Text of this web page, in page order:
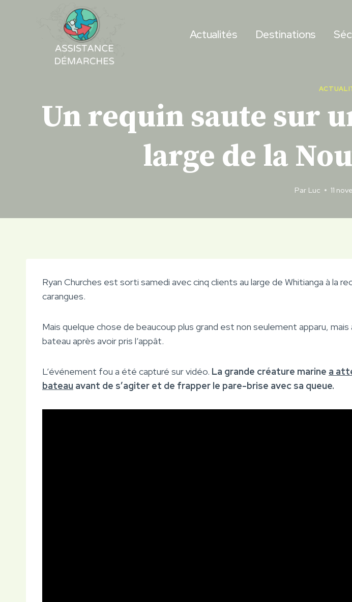
Actualités Destinations
Un requin saute sur
large de la
Par Luc 11
Ryan Churches est sorti samedi avec cinq clients au large de Whitianga à la
carangues.
Mais quelque chose de beaucoup plus grand est non seulement apparu, mais
bateau après avoir pris l’appât.
L’événement fou a été capturé sur vidéo. La grande créature marine a
bateau avant de s’agiter et de frapper le pare-brise avec sa queue.